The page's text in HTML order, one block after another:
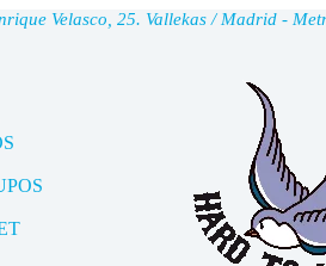
Velasco, 25. Vallekas / Madrid -